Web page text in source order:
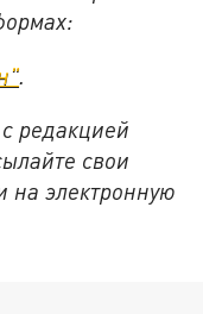
редакцией
свои
на электронную